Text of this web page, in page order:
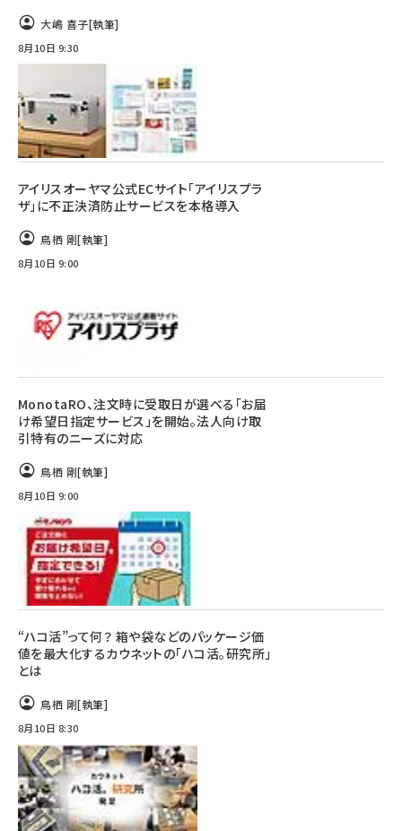
大嶋 喜子[執筆]
8月10日 9:30
アイリスオーヤマ公式ECサイト「アイリスプラ
ザ」に不正決済防止サービスを本格導入
鳥栖 剛[執筆]
8月10日 9:00
MonotaRO、注文時に受取日が選べる「お届
け希望日指定サービス」を開始。法人向け取
引特有のニーズに対応
鳥栖 剛[執筆]
8月10日 9:00
“ハコ活”って何？ 箱や袋などのパッケージ価
値を最大化するカウネットの「ハコ活。研究所」
とは
鳥栖 剛[執筆]
8月10日 8:30